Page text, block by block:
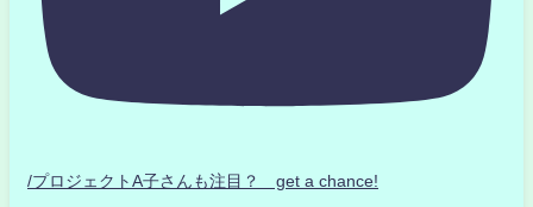
/プロジェクトA子さんも注目？ get a chance!